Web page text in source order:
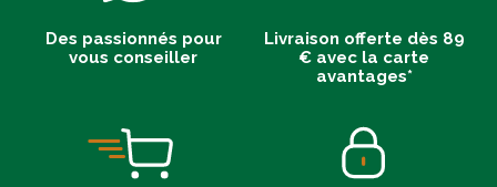
Des passionnés pour
vous conseiller
Livraison offerte dès 89
€ avec la carte
avantages*